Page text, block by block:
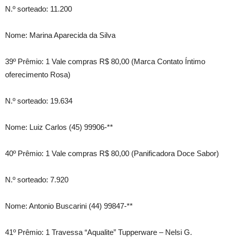
N.º sorteado: 11.200
Nome: Marina Aparecida da Silva
39º Prêmio: 1 Vale compras R$ 80,00 (Marca Contato Íntimo
oferecimento Rosa)
N.º sorteado: 19.634
Nome: Luiz Carlos (45) 99906-**
40º Prêmio: 1 Vale compras R$ 80,00 (Panificadora Doce Sabor)
N.º sorteado: 7.920
Nome: Antonio Buscarini (44) 99847-**
41º Prêmio: 1 Travessa “Aqualite” Tupperware – Nelsi G.